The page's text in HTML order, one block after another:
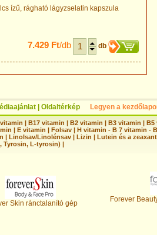
ízű, rágható lágyzselatin kapszula
7.429 Ft/db db
Oldaltérkép Legyen a
| B17 vitamin | B2 vitamin | B3 vitamin | B5
| E vitamin | Folsav | H vitamin - B 7 vitamin -
| Linolsav/Linolénsav | Lizin | Lutein és a
Tyrosin, L-tyrosin) |
Skin ránctalanító gép
Forever